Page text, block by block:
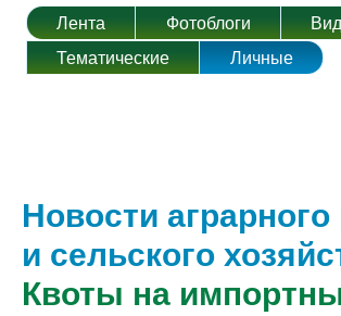
Лента Фотоблоги
Тематические
Личные
Новости
и сельского
Квоты на